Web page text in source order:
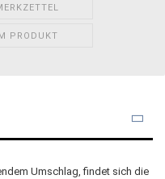
PRODUKT
Umschlag, findet sich die